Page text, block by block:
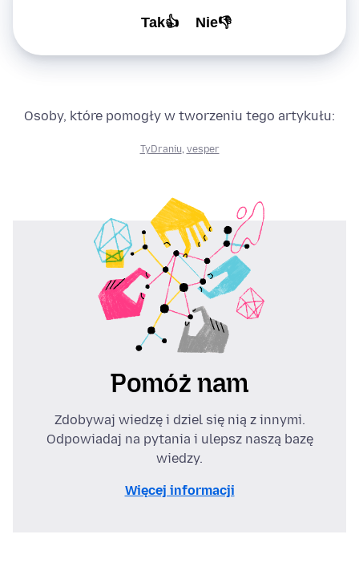
Tak👍 Nie👎
Osoby, które pomogły w tworzeniu tego artykułu:
TyDraniu, vesper
Pomóż nam
Zdobywaj wiedzę i dziel się nią z innymi.
Odpowiadaj na pytania i ulepsz naszą bazę
wiedzy.
Więcej informacji